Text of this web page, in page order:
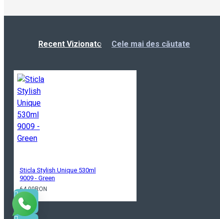
Recent Vizionate Cele mai des căutate
Sticla Stylish Unique 530ml
9009 - Green
64.00RON